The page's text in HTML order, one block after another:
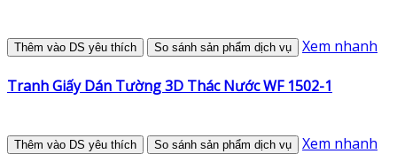
Thêm vào DS yêu thích So sánh sản phẩm dịch vụ Xem nhanh
Tranh Giấy Dán Tường 3D Thác Nước WF 1502-1
Thêm vào DS yêu thích So sánh sản phẩm dịch vụ Xem nhanh